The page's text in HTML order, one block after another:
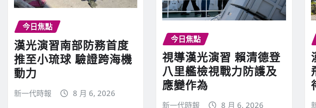
今日焦點
漢光演習南部防務首度
推至小琉球 驗證跨海機
動力
新一代時報 8 月 6, 2026
今日焦點
視導漢光演習 賴清德登
八里艦檢視戰力防護及
應變作為
新一代時報 8 月 6, 2026